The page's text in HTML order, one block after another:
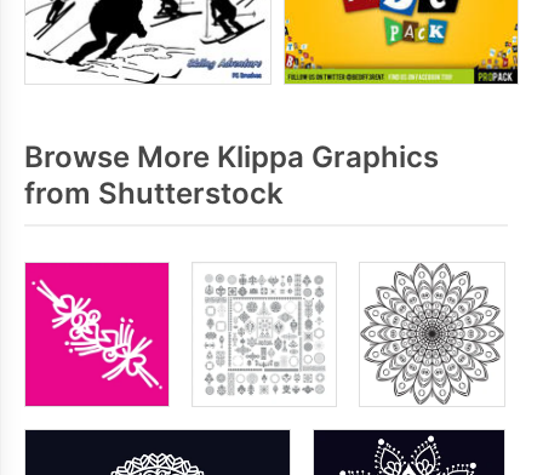
Browse More Klippa Graphics
from Shutterstock